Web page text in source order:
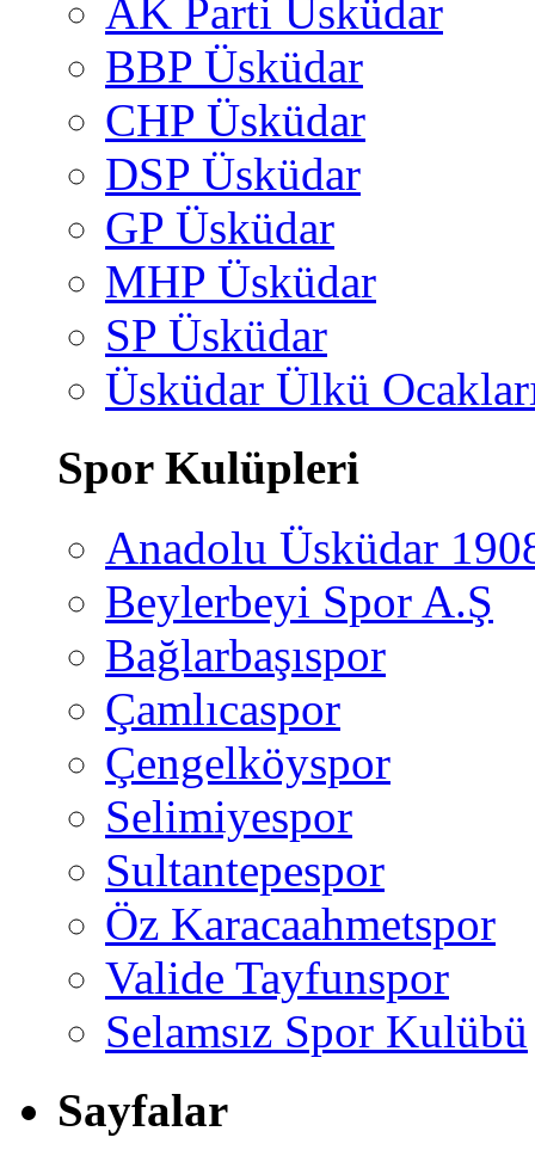
AK Parti Üsküdar
BBP Üsküdar
CHP Üsküdar
DSP Üsküdar
GP Üsküdar
MHP Üsküdar
SP Üsküdar
Üsküdar Ülkü
Spor Kulüpleri
Anadolu Üsküdar
Beylerbeyi Spor A.Ş
Bağlarbaşıspor
Çamlıcaspor
Çengelköyspor
Selimiyespor
Sultantepespor
Öz Karacaahmetspor
Valide Tayfunspor
Selamsız Spor Kulübü
Sayfalar